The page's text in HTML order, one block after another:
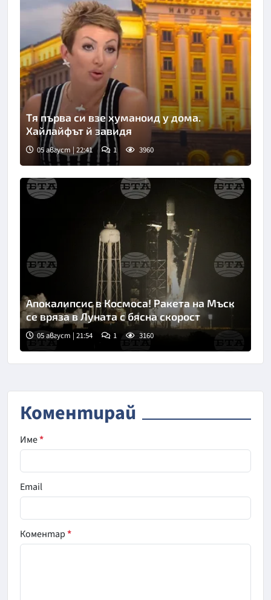
Тя първа си взе хуманоид у дома.
Хайлайфът й завидя
05 август | 22:41 1 3960
Апокалипсис в Космоса! Ракета на Мъск
се вряза в Луната с бясна скорост
05 август | 21:54 1 3160
Коментирай
Име*
Email
Коментар*